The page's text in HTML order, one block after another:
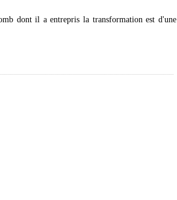
dont il a entrepris la transformation est d'une